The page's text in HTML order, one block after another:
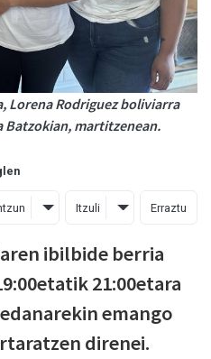
Lorena Rodriguez boliviarra
Batzokian, martitzenean.
Itzuli Erraztu
ibilbide berria
21:00etara
emango
direnei.